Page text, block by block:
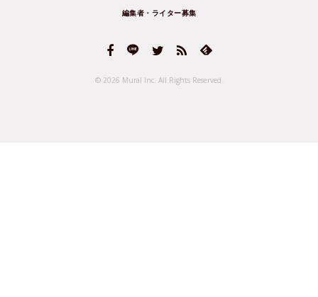
編集者・ライター募集
© 2026 Mural Inc. All Rights Reserved.